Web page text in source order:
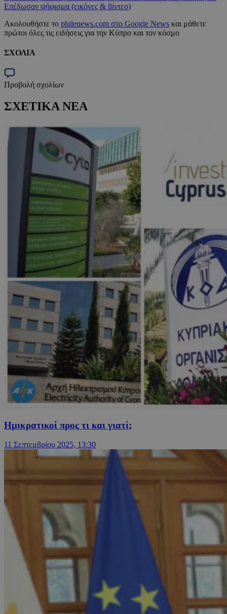
Επέδωσαν ψήφισμα (εικόνες & βίντεο)
Ακολουθήστε το philenews.com στο Google News και μάθετε
πρώτοι όλες τις ειδήσεις για την Κύπρο και τον κόσμο
ΣΧΟΛΙΑ
Προβολή σχολίων
ΣΧΕΤΙΚΑ ΝΕΑ
Ημικρατικοί προς τι και γιατί;
11 Σεπτεμβρίου 2025, 13:30